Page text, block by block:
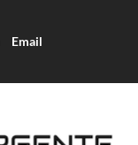
Email